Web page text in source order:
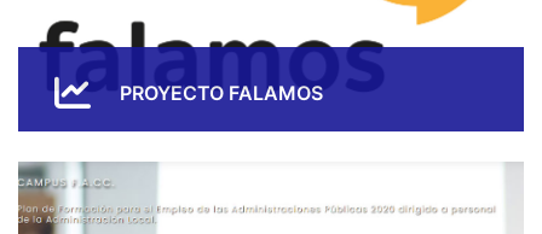
PROYECTO FALAMOS
adultas, financiado por la Consejería de Cultura,
Política Lingüistica y Turismo y ejecutado por la
F.A.CC.